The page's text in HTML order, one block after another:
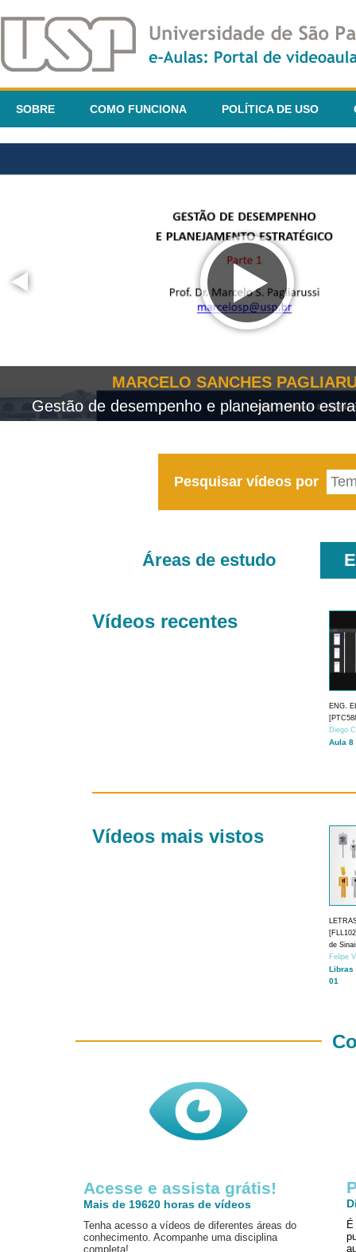
SOBRE COMO FUNCIONA POLÍTICA DE USO
MARCELO SANCHES
Gestão de desempenho e planejamento
Pesquisar vídeos por
Áreas de estudo
Vídeos recentes
ENG.
Diego
Aula 8
Vídeos mais vistos
de
Felipe
Libras
01
Acesse e assista grátis!
Mais de 19620 horas de vídeos
Tenha acesso a vídeos de diferentes áreas do
conhecimento. Acompanhe uma disciplina
completa!